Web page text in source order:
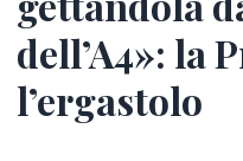
dell’A4»: la
l’ergastolo